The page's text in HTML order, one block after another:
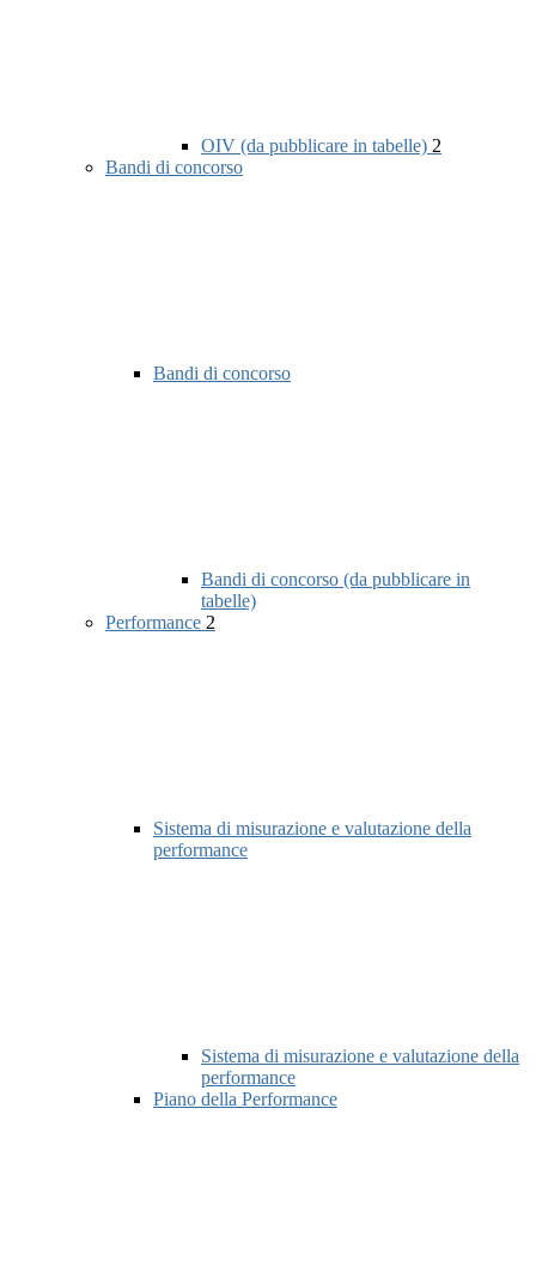
OIV (da pubblicare in tabelle) 2
Bandi di concorso
Bandi di concorso
Bandi di concorso (da pubblicare in
tabelle)
Performance 2
Sistema di misurazione e valutazione della
performance
Sistema di misurazione e valutazione della
performance
Piano della Performance